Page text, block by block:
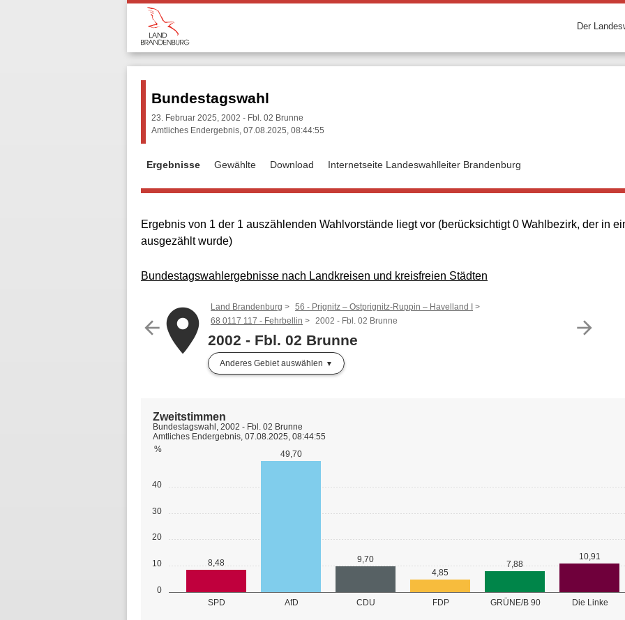
Der
Bundestagswahl
23. Februar 2025, 2002 - Fbl. 02 Brunne
Amtliches Endergebnis, 07.08.2025, 08:44:55
Ergebnisse Gewählte Download Internetseite Landeswahlleiter Brandenburg
Ergebnis von 1 der 1 auszählenden Wahlvorstände liegt vor (berücksichtigt 0 Wahlbezirk, der in
ausgezählt wurde)
Bundestagswahlergebnisse nach Landkreisen und kreisfreien Städten
arrow_back arrow_forward
placeLand Brandenburg
56 - Prignitz – Ostprignitz-Ruppin – Havelland I
68 0117 117 - Fehrbellin
2002 - Fbl. 02 Brunne
2002 - Fbl. 02 Brunne
Anderes Gebiet auswählen
0
10
20
30
40
%
SPD AfD CDU FDP GRÜNE/B 90 Die Linke
8,48
49,70
9,70
4,85
7,88
10,91
Zweitstimmen
Bundestagswahl, 2002 - Fbl. 02 Brunne
Amtliches Endergebnis, 07.08.2025, 08:44:55